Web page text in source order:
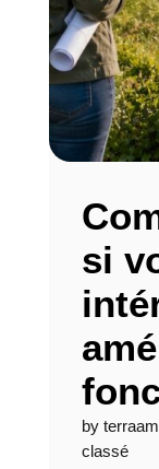
si
by
classé